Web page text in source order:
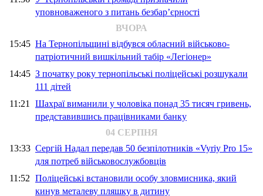
уповноваженого з питань безбар’єрності
ВЧОРА
15:45 На Тернопільщині відбувся обласний військово-
патріотичний вишкільний табір «Легіонер»
14:45 З початку року тернопільські поліцейські розшукали
111 дітей
11:21 Шахраї виманили у чоловіка понад 35 тисяч гривень,
представившись працівниками банку
04 СЕРПНЯ
13:33 Сергій Надал передав 50 безпілотників «Vyriy Pro 15»
для потреб військовослужбовців
11:52 Поліцейські встановили особу зловмисника, який
кинув металеву пляшку в дитину